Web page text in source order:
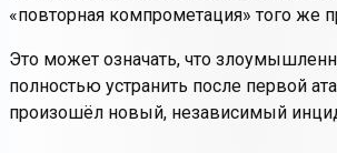
«повторная компрометация» того же
Это может означать, что
полностью устранить после первой
произошёл новый, независимый